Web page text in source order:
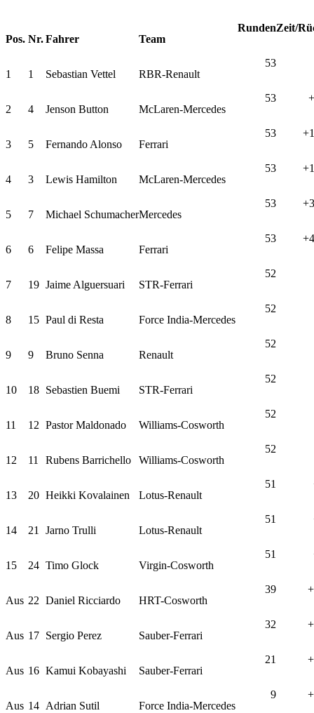
Pos. Nr.Fahrer Team
RundenZeit/
1 1 Sebastian Vettel RBR-Renault
53
2 4 Jenson Button McLaren-Mercedes
53
3 5 Fernando Alonso Ferrari
53
4 3 Lewis Hamilton McLaren-Mercedes
53
5 7 Michael SchumacherMercedes
53
6 6 Felipe Massa Ferrari
53
7 19 Jaime Alguersuari STR-Ferrari
52
8 15 Paul di Resta Force India-Mercedes
52
9 9 Bruno Senna Renault
52
10 18 Sebastien Buemi STR-Ferrari
52
11 12 Pastor Maldonado Williams-Cosworth
52
12 11 Rubens Barrichello Williams-Cosworth
52
13 20 Heikki Kovalainen Lotus-Renault
51
14 21 Jarno Trulli Lotus-Renault
51
15 24 Timo Glock Virgin-Cosworth
51
Aus 22 Daniel Ricciardo HRT-Cosworth
39
Aus 17 Sergio Perez Sauber-Ferrari
32
Aus 16 Kamui Kobayashi Sauber-Ferrari
21
Aus 14 Adrian Sutil Force India-Mercedes
9